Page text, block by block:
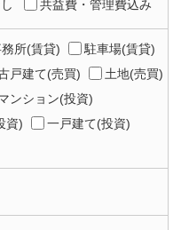
共益費・管理費込み
所(賃貸)
駐車場(賃貸)
戸建て(売買)
土地(売買)
ンション(投資)
資)
一戸建て(投資)